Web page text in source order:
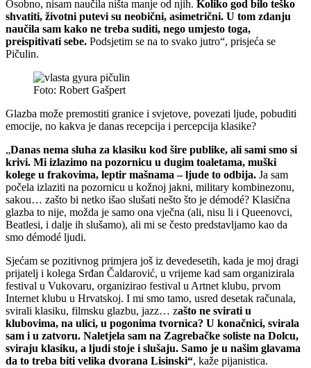
Osobno, nisam naučila ništa manje od njih. Koliko god bilo teško
shvatiti, životni putevi su neobični, asimetrični. U tom zdanju
naučila sam kako ne treba suditi, nego umjesto toga,
preispitivati sebe. Podsjetim se na to svako jutro“, prisjeća se
Pičulin.
Foto: Robert Gašpert
Glazba može premostiti granice i svjetove, povezati ljude, pobuditi
emocije, no kakva je danas recepcija i percepcija klasike?
„Danas nema sluha za klasiku kod šire publike, ali sami smo si
krivi. Mi izlazimo na pozornicu u dugim toaletama, muški
kolege u frakovima, leptir mašnama – ljude to odbija. Ja sam
počela izlaziti na pozornicu u kožnoj jakni, military kombinezonu,
sakou… zašto bi netko išao slušati nešto što je démodé? Klasična
glazba to nije, možda je samo ona vječna (ali, nisu li i Queenovci,
Beatlesi, i dalje ih slušamo), ali mi se često predstavljamo kao da
smo démodé ljudi.
Sjećam se pozitivnog primjera još iz devedesetih, kada je moj dragi
prijatelj i kolega Srđan Čaldarović, u vrijeme kad sam organizirala
festival u Vukovaru, organizirao festival u Artnet klubu, prvom
Internet klubu u Hrvatskoj. I mi smo tamo, usred desetak računala,
svirali klasiku, filmsku glazbu, jazz… zašto ne svirati u
klubovima, na ulici, u pogonima tvornica? U konačnici, svirala
sam i u zatvoru. Naletjela sam na Zagrebačke soliste na Dolcu,
sviraju klasiku, a ljudi stoje i slušaju. Samo je u našim glavama
da to treba biti velika dvorana Lisinski“, kaže pijanistica.